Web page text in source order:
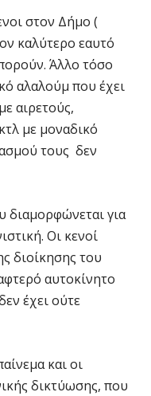
στον Δήμο (
καλύτερο εαυτό
Άλλο τόσο
αλαλούμ που έχει
αιρετούς,
με μοναδικό
τους δεν
διαμορφώνεται για
Οι κενοί
διοίκησης του
αυτοκίνητο
έχει ούτε
και οι
δικτύωσης, που